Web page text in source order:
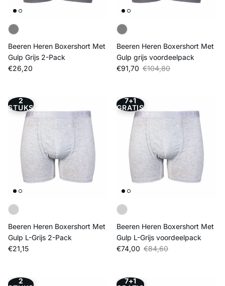
Beeren Heren Boxershort Met
Gulp Grijs 2-Pack
Reguliere prijs
€26,20
Beeren Heren Boxershort Met
Gulp grijs voordeelpack
Verkoopprijs
€91,70 Reguliere prijs
€104,80
2
STUKS
Beeren Heren Boxershort Met
Gulp L-Grijs 2-Pack
Reguliere prijs
€21,15
7+1
GRATIS
Beeren Heren Boxershort Met
Gulp L-Grijs voordeelpack
Verkoopprijs
€74,00 Reguliere prijs
€84,60
2
7+1